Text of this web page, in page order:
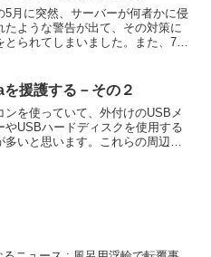
5月に突然、サーバーが何者かに侵
たような警告が出て、その対策に
とられてしまいました。また、7月
てしまい、１０年ぶりのデータ消
ラブルに見舞わ...
援護する－その２
ンを使っていて、外付けのUSBメ
やUSBハードディスクを使用する
多いと思います。これらの周辺機